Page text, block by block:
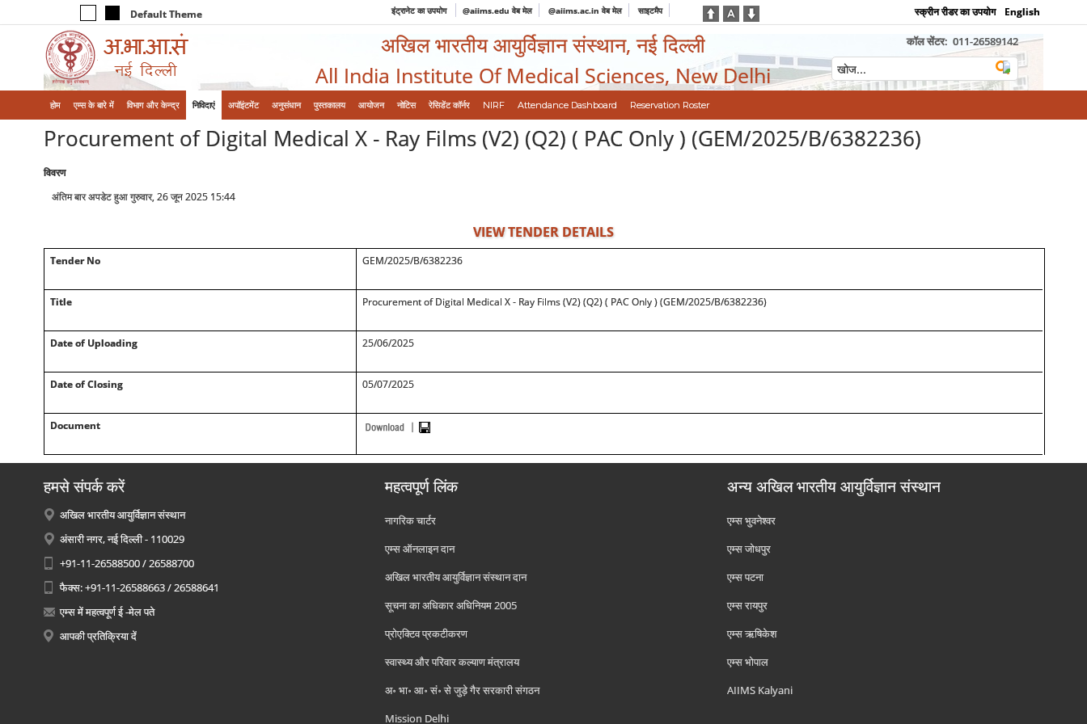
Default Theme इंट्रानेट का उपयोग @aiims.edu वेब मेल @aiims.ac.in वेब मेल साइटमैप स्क्रीन रीडर का उपयोग English
अखिल भारतीय आयुर्विज्ञान संस्थान, नई दिल्ली
All India Institute Of Medical Sciences, New Delhi
कॉल सेंटर: 011-26589142
होम एम्‍स के बारे में विभाग और केन्‍द्र निविदाएं अपॉइंटमेंट अनुसंधान पुस्तकालय आयोजन नोटिस रेसिडेंट कॉर्नर NIRF Attendance Dashboard Reservation Roster
Procurement of Digital Medical X - Ray Films (V2) (Q2) ( PAC Only ) (GEM/2025/B/6382236)
विवरण
अंतिम बार अपडेट हुआ गुरुवार, 26 जून 2025 15:44
VIEW TENDER DETAILS
Tender No GEM/2025/B/6382236
Title Procurement of Digital Medical X - Ray Films (V2) (Q2) ( PAC Only ) (GEM/2025/B/6382236)
Date of Uploading 25/06/2025
Date of Closing 05/07/2025
Document
हमसे संपर्क करें
अखिल भारतीय आयुर्विज्ञान संस्थान
अंसारी नगर, नई दिल्ली - 110029
+91-11-26588500 / 26588700
फैक्स: +91-11-26588663 / 26588641
एम्स में महत्वपूर्ण ई -मेल पते
आपकी प्रतिक्रिया दें
महत्वपूर्ण लिंक
नागरिक चार्टर
एम्स ऑनलाइन दान
अखिल भारतीय आयुर्विज्ञान संस्थान दान
सूचना का अधिकार अधिनियम 2005
प्रोएक्टिव प्रकटीकरण
स्वास्थ्य और परिवार कल्याण मंत्रालय
अ॰ भा॰ आ॰ सं॰ से जुड़े गैर सरकारी संगठन
Mission Delhi
अन्य अखिल भारतीय आयुर्विज्ञान संस्थान
एम्‍स भुवनेश्वर
एम्‍स जोधपुर
एम्‍स पटना
एम्‍स रायपुर
एम्‍स ऋषिकेश
एम्‍स भोपाल
AIIMS Kalyani